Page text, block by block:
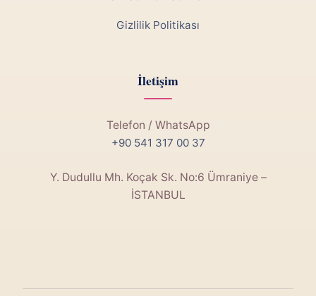
Gizlilik Politikası
İletişim
Telefon / WhatsApp
+90 541 317 00 37
Y. Dudullu Mh. Koçak Sk. No:6 Ümraniye –
İSTANBUL